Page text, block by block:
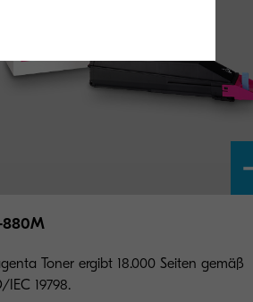
880M
Toner ergibt 18.000 Seiten gemäß
IEC 19798.